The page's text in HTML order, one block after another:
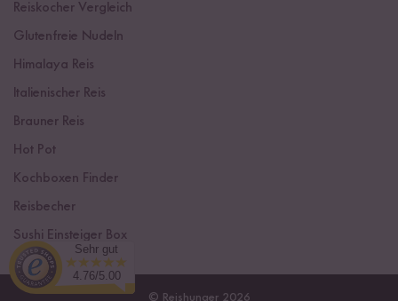
Reiskocher Vergleich
Glutenfreie Nudeln
Himalaya Reis
Italienischer Reis
Brauner Reis
Hot Pot
Kochboxen Finder
Reisbecher
Sushi Einsteiger Box
© Reishunger 2026
Sehr gut
4.76/5.00